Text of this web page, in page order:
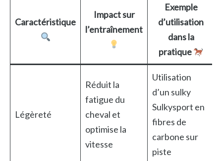
Caractéristique
Impact sur
l’entraînement
Exemple
d’utilisation
dans la
pratique
Légèreté
Réduit la
fatigue du
cheval et
optimise la
vitesse
Utilisation
d’un sulky
Sulkysport en
fibres de
carbone sur
piste